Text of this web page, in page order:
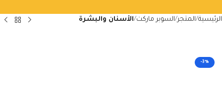
الرئيسية المتجر السوبر ماركت الأسنان والبشرة
-3%